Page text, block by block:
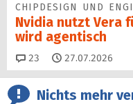
CHIPDESIGN UND
Nvidia nutzt Vera
wird agentisch
23 Kommentare
27.07.2026
Nichts mehr